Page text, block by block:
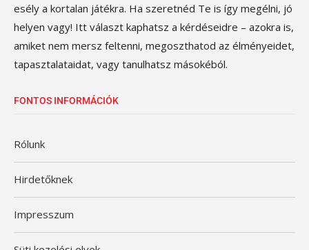
esély a kortalan játékra. Ha szeretnéd Te is így megélni, jó
helyen vagy! Itt választ kaphatsz a kérdéseidre – azokra is,
amiket nem mersz feltenni, megoszthatod az élményeidet,
tapasztalataidat, vagy tanulhatsz másokéból.
FONTOS INFORMÁCIÓK
Rólunk
Hirdetőknek
Impresszum